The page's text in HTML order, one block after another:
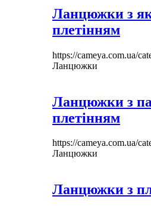
Ланцюжки з
плетінням
https://cameya.com.ua/
Ланцюжки
Ланцюжки з
плетінням
https://cameya.com.ua/
Ланцюжки
Ланцюжки з